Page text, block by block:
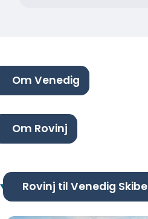
Om Venedig
Om Rovinj
Rovinj til Venedig Skibe